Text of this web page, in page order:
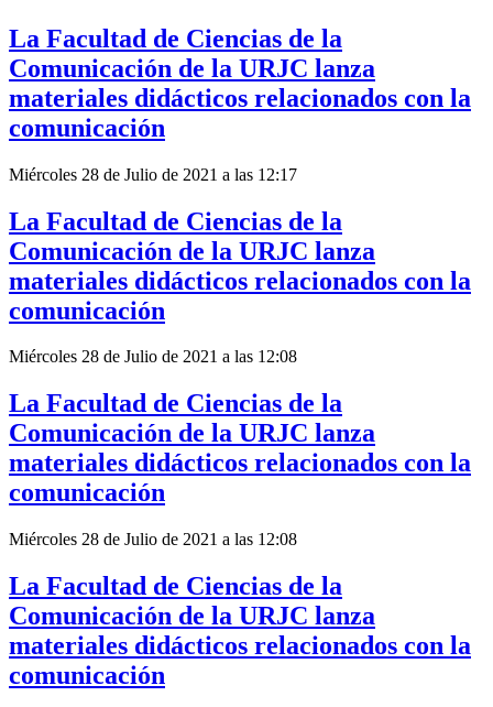
La Facultad de Ciencias de la
Comunicación de la URJC lanza
materiales didácticos relacionados con la
comunicación
Miércoles 28 de Julio de 2021 a las 12:17
La Facultad de Ciencias de la
Comunicación de la URJC lanza
materiales didácticos relacionados con la
comunicación
Miércoles 28 de Julio de 2021 a las 12:08
La Facultad de Ciencias de la
Comunicación de la URJC lanza
materiales didácticos relacionados con la
comunicación
Miércoles 28 de Julio de 2021 a las 12:08
La Facultad de Ciencias de la
Comunicación de la URJC lanza
materiales didácticos relacionados con la
comunicación